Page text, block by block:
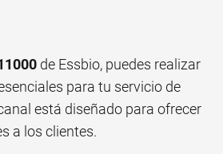
de Essbio, puedes realizar
para tu servicio de
está diseñado para ofrecer
a los clientes.